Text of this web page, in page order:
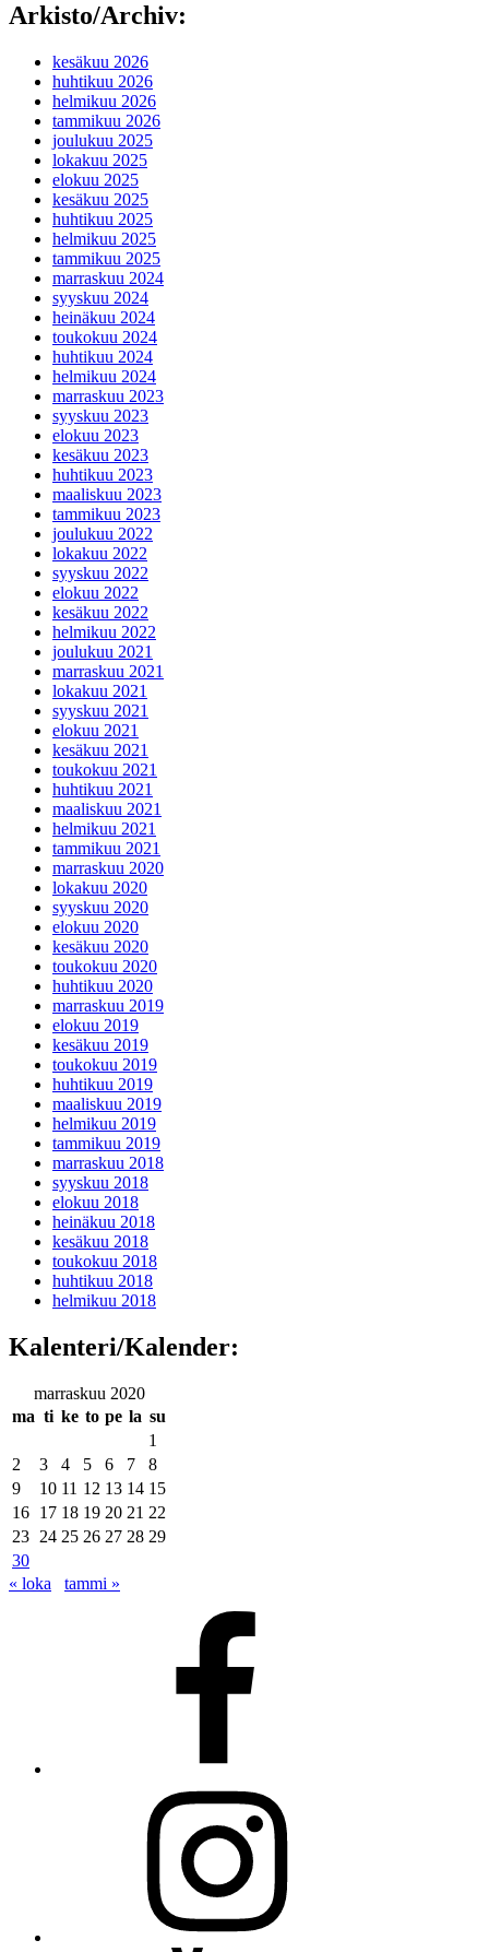
Arkisto/Archiv:
kesäkuu 2026
huhtikuu 2026
helmikuu 2026
tammikuu 2026
joulukuu 2025
lokakuu 2025
elokuu 2025
kesäkuu 2025
huhtikuu 2025
helmikuu 2025
tammikuu 2025
marraskuu 2024
syyskuu 2024
heinäkuu 2024
toukokuu 2024
huhtikuu 2024
helmikuu 2024
marraskuu 2023
syyskuu 2023
elokuu 2023
kesäkuu 2023
huhtikuu 2023
maaliskuu 2023
tammikuu 2023
joulukuu 2022
lokakuu 2022
syyskuu 2022
elokuu 2022
kesäkuu 2022
helmikuu 2022
joulukuu 2021
marraskuu 2021
lokakuu 2021
syyskuu 2021
elokuu 2021
kesäkuu 2021
toukokuu 2021
huhtikuu 2021
maaliskuu 2021
helmikuu 2021
tammikuu 2021
marraskuu 2020
lokakuu 2020
syyskuu 2020
elokuu 2020
kesäkuu 2020
toukokuu 2020
huhtikuu 2020
marraskuu 2019
elokuu 2019
kesäkuu 2019
toukokuu 2019
huhtikuu 2019
maaliskuu 2019
helmikuu 2019
tammikuu 2019
marraskuu 2018
syyskuu 2018
elokuu 2018
heinäkuu 2018
kesäkuu 2018
toukokuu 2018
huhtikuu 2018
helmikuu 2018
Kalenteri/Kalender:
marraskuu 2020
ma ti ke to pe la su
1
2
3 4 5 6 7
8
9
10 11 12 13 14 15
16 17 18 19 20 21 22
23 24 25 26 27 28 29
30
« loka
tammi »